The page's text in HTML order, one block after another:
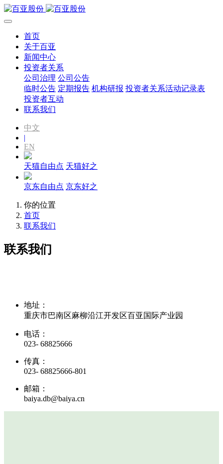
首页
关于百亚
新闻中心
投资者关系
公司治理 公司公告
临时公告 定期报告 机构研报 投资者关系活动记录表
投资者互动
联系我们
中文
|
EN
天猫自由点 天猫好之
京东自由点 京东好之
你的位置
首页
联系我们
联系我们
地址：
重庆市巴南区麻柳沿江开发区百亚国际产业园
电话：
023- 68825666
传真：
023- 68825666-801
邮箱：
baiya.db@baiya.cn